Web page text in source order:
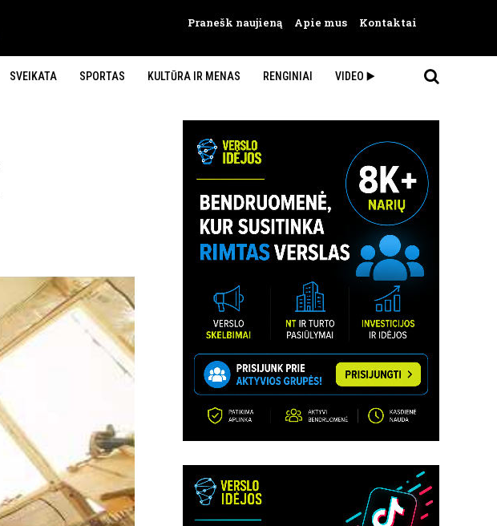
Pranešk naujieną Apie mus Kontaktai
SVEIKATA SPORTAS KULTŪRA IR MENAS RENGINIAI VIDEO ▶️